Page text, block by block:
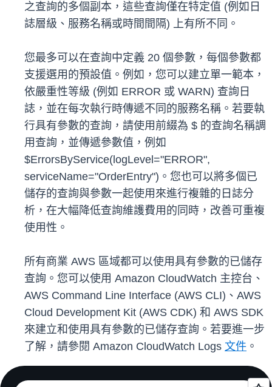
之查詢的多個副本，這些查詢僅在特定值 (例如日
誌層級、服務名稱或時間間隔) 上有所不同。
您最多可以在查詢中定義 20 個參數，每個參數都
支援選用的預設值。例如，您可以建立單一範本，
依嚴重性等級 (例如 ERROR 或 WARN) 查詢日
誌，並在每次執行時傳遞不同的服務名稱。若要執
行具有參數的查詢，請使用前綴為 $ 的查詢名稱調
用查詢，並傳遞參數值，例如
$ErrorsByService(logLevel="ERROR",
serviceName="OrderEntry")。您也可以將多個已
儲存的查詢與參數一起使用來進行複雜的日誌分
析，在大幅降低查詢維護費用的同時，改善可重複
使用性。
所有商業 AWS 區域都可以使用具有參數的已儲存
查詢。您可以使用 Amazon CloudWatch 主控台、
AWS Command Line Interface (AWS CLI)、AWS
Cloud Development Kit (AWS CDK) 和 AWS SDK
來建立和使用具有參數的已儲存查詢。若要進一步
了解，請參閱 Amazon CloudWatch Logs 文件 。